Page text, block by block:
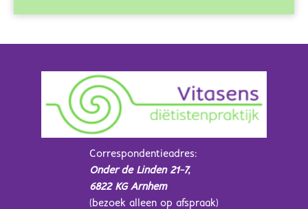
Correspondentieadres:
Onder de Linden 21-7,
6822 KG Arnhem
(bezoek alleen op afspraak)